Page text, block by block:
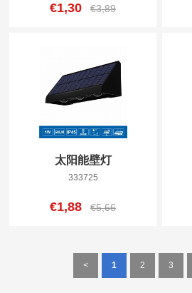
€1,30 €3,89
太阳能壁灯
333725
€1,88 €5,66
< 1 2 3